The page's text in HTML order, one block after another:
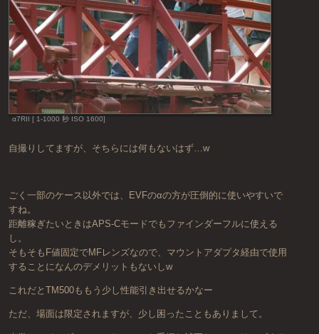
α7RII [ 1-1000 秒 ISO 1600]
自撮りしてますが、そちらには何もないはず…w
ごく一部のケース以外では、EVFのαの方が圧倒的に使いやすいで
すね。
距離稼ぎたいときはAPS-Cモードでもファインダーフルに使える
し。
そもそもF値固定でMFレンズなので、マウントアダプタ経由で使用
することになんのデメリットもないしw
これだとTM500ももう少し性能引き出せるかなー
ただ、場面は限定されますが、少し困ったこともありまして。